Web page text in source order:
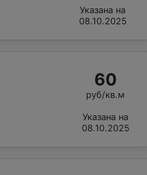
Указана на
08.10.2025
60
руб/кв.м
Указана на
08.10.2025